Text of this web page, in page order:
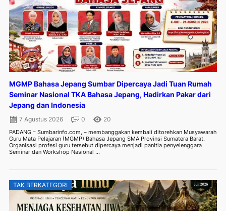
MGMP Bahasa Jepang Sumbar Dipercaya Jadi Tuan Rumah
Seminar Nasional TKA Bahasa Jepang, Hadirkan Pakar dari
Jepang dan Indonesia
7 Agustus 2026 0 20
PADANG – Sumbarinfo.com, – membanggakan kembali ditorehkan Musyawarah
Guru Mata Pelajaran (MGMP) Bahasa Jepang SMA Provinsi Sumatera Barat.
Organisasi profesi guru tersebut dipercaya menjadi panitia penyelenggara
Seminar dan Workshop Nasional ...
TAK BERKATEGORI